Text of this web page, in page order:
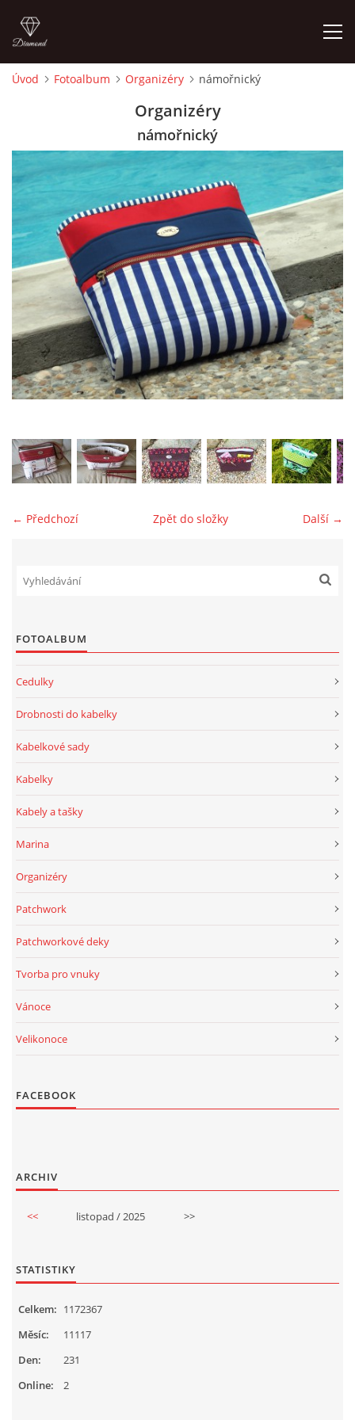
CEDULKY
MOJE POSLEDNÍ PRÁCE
jk-laguna@seznam.cz
Úvod Fotoalbum Organizéry námořnický
Organizéry
námořnický
← Předchozí Další →
Zpět do složky
FOTOALBUM
Cedulky
Drobnosti do kabelky
Kabelkové sady
Kabelky
Kabely a tašky
Marina
Organizéry
Patchwork
Patchworkové deky
Tvorba pro vnuky
Vánoce
Velikonoce
FACEBOOK
ARCHIV
<< listopad / 2025 >>
STATISTIKY
Online: 2
Celkem: 1172367
Měsíc:
11117
Den:
231